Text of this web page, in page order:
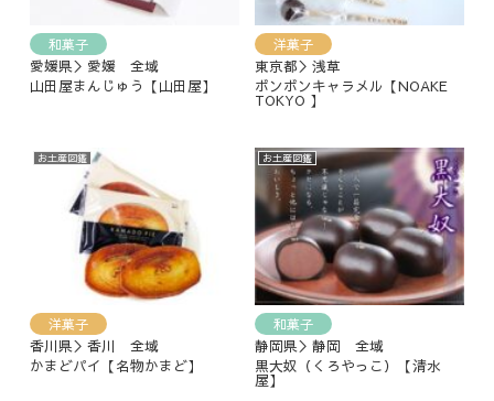
和菓子
愛媛県＞愛媛 全域
山田屋まんじゅう【山田屋】
洋菓子
東京都＞浅草
ボンボンキャラメル【NOAKE
TOKYO 】
お土産図鑑
洋菓子
香川県＞香川 全域
かまどパイ【名物かまど】
お土産図鑑
和菓子
静岡県＞静岡 全域
黒大奴（くろやっこ）【清水
屋】